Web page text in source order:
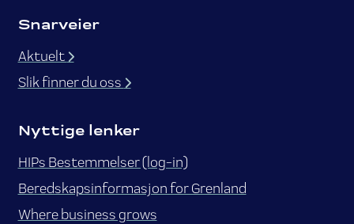
Snarveier
Aktuelt
Slik finner du oss
Nyttige lenker
HIPs Bestemmelser (log-in)
Beredskapsinformasjon for Grenland
Where business grows